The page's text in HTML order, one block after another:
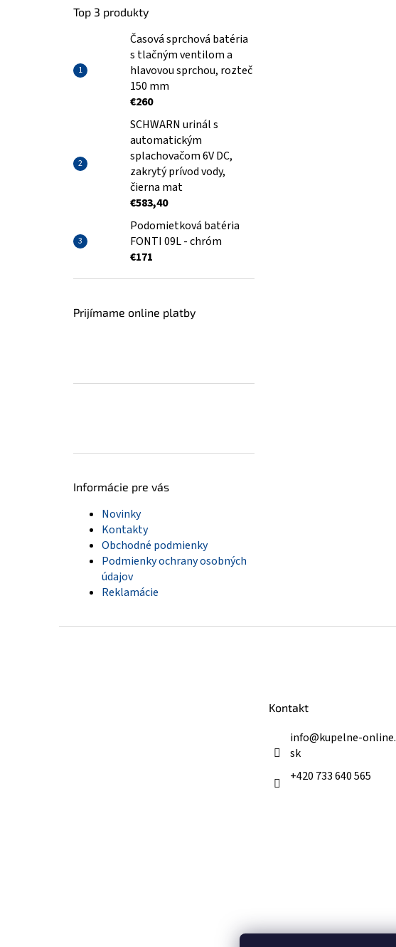
Top 3 produkty
Časová sprchová batéria
s tlačným ventilom a
hlavovou sprchou, rozteč
150 mm
€260
SCHWARN urinál s
automatickým
splachovačom 6V DC,
zakrytý prívod vody,
čierna mat
€583,40
Podomietková batéria
FONTI 09L - chróm
€171
Prijímame online platby
Informácie pre vás
Novinky
Kontakty
Obchodné podmienky
Podmienky ochrany osobných
údajov
Reklamácie
Kontakt
info@kupelne-online.
sk
+420 733 640 565